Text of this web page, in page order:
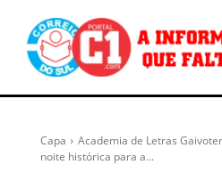
Capa
Academia de Letras
noite histórica para a...